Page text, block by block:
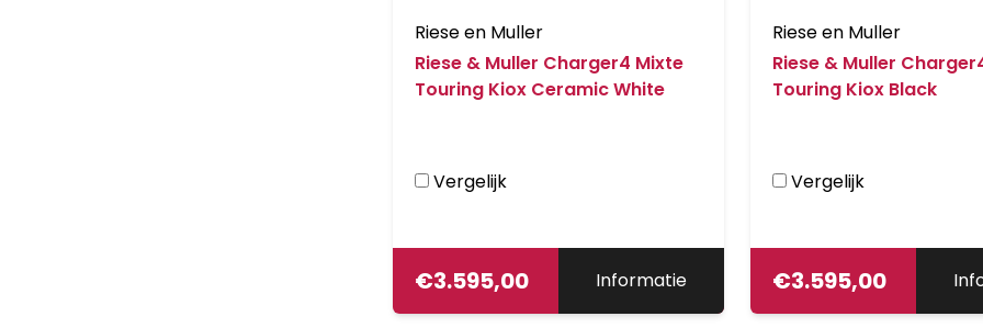
Riese en Muller
Riese & Muller Charger4 Mixte
Touring Kiox Ceramic White
Vergelijk
€3.595,00 Informatie
Riese en Muller
Riese & Muller
Touring Kiox Black
Vergelijk
€3.595,00